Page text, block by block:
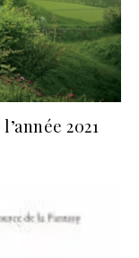
2021